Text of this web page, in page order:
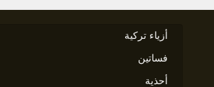
أزياء تركية
فساتين
أحذية